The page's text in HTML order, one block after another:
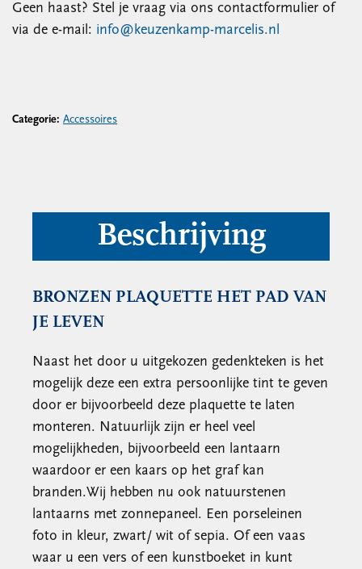
Geen haast? Stel je vraag via ons contactformulier of
via de e-mail: info@keuzenkamp-marcelis.nl
Categorie: Accessoires
Beschrijving
BRONZEN PLAQUETTE HET PAD VAN
JE LEVEN
Naast het door u uitgekozen gedenkteken is het
mogelijk deze een extra persoonlijke tint te geven
door er bijvoorbeeld deze plaquette te laten
monteren. Natuurlijk zijn er heel veel
mogelijkheden, bijvoorbeeld een lantaarn
waardoor er een kaars op het graf kan
branden.Wij hebben nu ook natuurstenen
lantaarns met zonnepaneel. Een porseleinen
foto in kleur, zwart/ wit of sepia. Of een vaas
waar u een vers of een kunstboeket in kunt